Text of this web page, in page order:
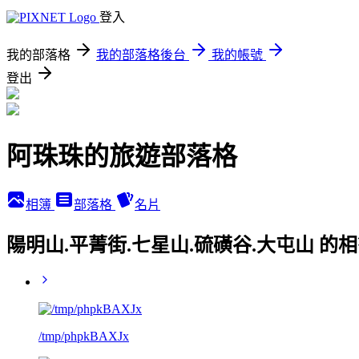
登入
我的部落格 我的部落格後台
我的帳號
登出
阿珠珠的旅遊部落格
相簿 部落格 名片
陽明山.平菁街.七星山.硫磺谷.大屯山 的
/tmp/phpkBAXJx